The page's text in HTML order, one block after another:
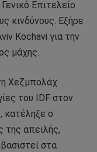
Επιτελείο
κινδύνους. Εξήρε
Kochavi για την
μάχης.
Χεζμπολάχ
του IDF στον
κατέληξε ο
της απειλής,
στα